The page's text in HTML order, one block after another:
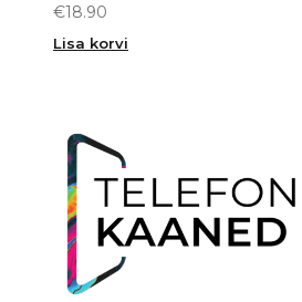
€18.90
Lisa korvi